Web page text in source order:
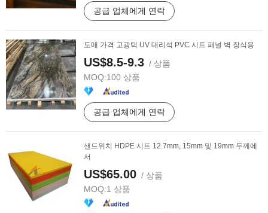
공급 업체에게 연락
도매 가격 고광택 UV 대리석 PVC 시트 패널 벽 장식용
US$8.5-9.3 / 상품
MOQ:100 상품
공급 업체에게 연락
샌드위치 HDPE 시트 12.7mm, 15mm 및 19mm 두께에
서
US$65.00 / 상품
MOQ:1 상품